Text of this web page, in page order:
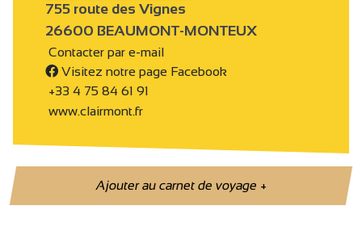
755 route des Vignes
26600 BEAUMONT-MONTEUX
Contacter par e-mail
Visitez notre page Facebook
+33 4 75 84 61 91
www.clairmont.fr
Ajouter au carnet de voyage+